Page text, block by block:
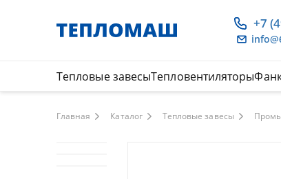
+7
Тепловые завесыТепловентиляторы
Главная Каталог Тепловые завесы